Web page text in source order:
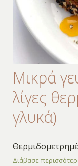
Μικρά
λίγες
γλυκά)
Διάβασε